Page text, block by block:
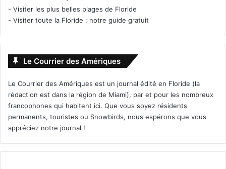
- Visiter les plus belles plages de Floride
- Visiter toute la Floride : notre guide gratuit
Le Courrier des Amériques
Le Courrier des Amériques est un journal édité en Floride (la
rédaction est dans la région de Miami), par et pour les nombreux
francophones qui habitent ici. Que vous soyez résidents
permanents, touristes ou Snowbirds, nous espérons que vous
appréciez notre journal !